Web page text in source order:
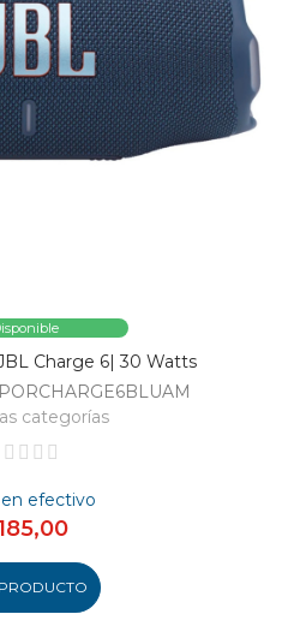
Charge 6| 30 Watts
categorías
efectivo